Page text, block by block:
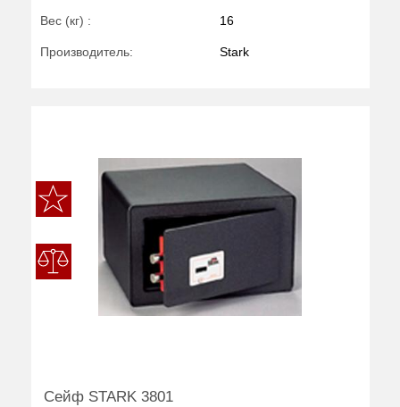
Вес (кг) : 16
Производитель: Stark
Сейф STARK 3801